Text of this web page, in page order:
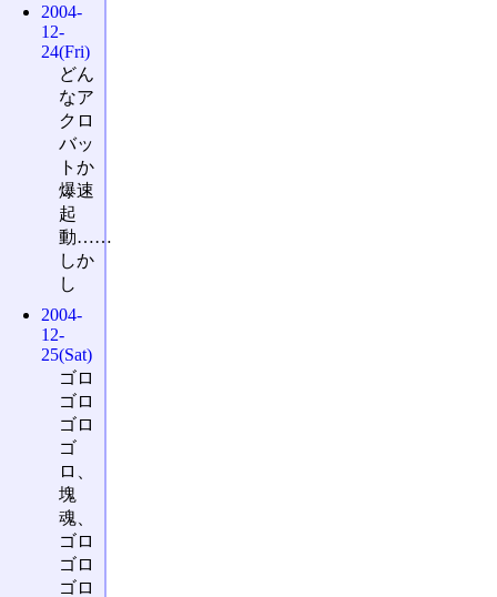
2004-
12-
24(Fri)
どん
なア
クロ
バッ
トか
爆速
起
動……
しか
し
2004-
12-
25(Sat)
ゴロ
ゴロ
ゴロ
ゴ
ロ、
塊
魂、
ゴロ
ゴロ
ゴロ